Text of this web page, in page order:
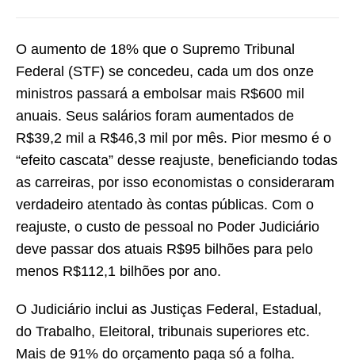
O aumento de 18% que o Supremo Tribunal
Federal (STF) se concedeu, cada um dos onze
ministros passará a embolsar mais R$600 mil
anuais. Seus salários foram aumentados de
R$39,2 mil a R$46,3 mil por mês. Pior mesmo é o
“efeito cascata” desse reajuste, beneficiando todas
as carreiras, por isso economistas o consideraram
verdadeiro atentado às contas públicas. Com o
reajuste, o custo de pessoal no Poder Judiciário
deve passar dos atuais R$95 bilhões para pelo
menos R$112,1 bilhões por ano.
O Judiciário inclui as Justiças Federal, Estadual,
do Trabalho, Eleitoral, tribunais superiores etc.
Mais de 91% do orçamento paga só a folha.